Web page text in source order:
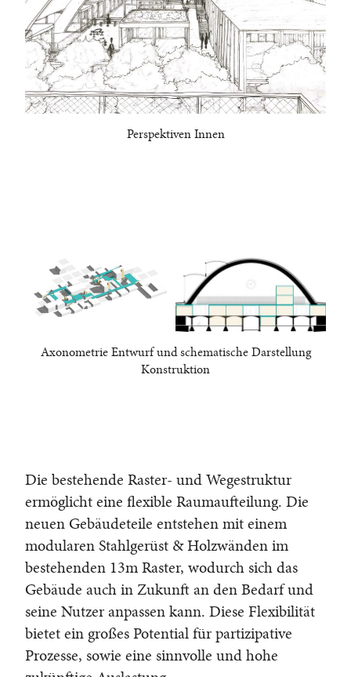
Perspektiven Innen
Axonometrie Entwurf und schematische Darstellung
Konstruktion
Die bestehende Raster- und Wegestruktur
ermöglicht eine flexible Raumaufteilung. Die
neuen Gebäudeteile entstehen mit einem
modularen Stahlgerüst & Holzwänden im
bestehenden 13m Raster, wodurch sich das
Gebäude auch in Zukunft an den Bedarf und
seine Nutzer anpassen kann. Diese Flexibilität
bietet ein großes Potential für partizipative
Prozesse, sowie eine sinnvolle und hohe